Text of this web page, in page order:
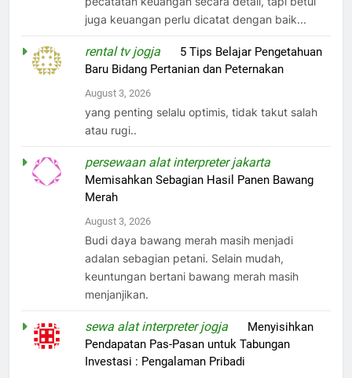
juga keuangan perlu dicatat dengan baik...
rental tv jogja
5 Tips Belajar Pengetahuan
Baru Bidang Pertanian dan Peternakan
August 3, 2026
yang penting selalu optimis, tidak takut salah
atau rugi..
persewaan alat interpreter jakarta
Memisahkan Sebagian Hasil Panen Bawang
Merah
August 3, 2026
Budi daya bawang merah masih menjadi
adalan sebagian petani. Selain mudah,
keuntungan bertani bawang merah masih
menjanjikan.
sewa alat interpreter jogja
Menyisihkan
Pendapatan Pas-Pasan untuk Tabungan
Investasi : Pengalaman Pribadi